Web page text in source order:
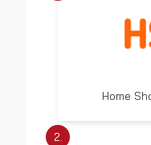
Home
2.